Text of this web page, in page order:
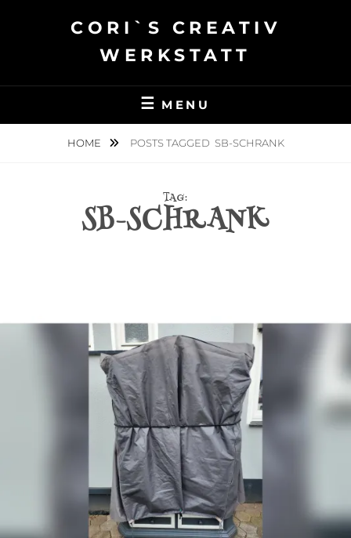
CORI`S CREATIV
WERKSTATT
MENU
HOME POSTS TAGGED SB-SCHRANK
TAG:
SB-SCHRANK